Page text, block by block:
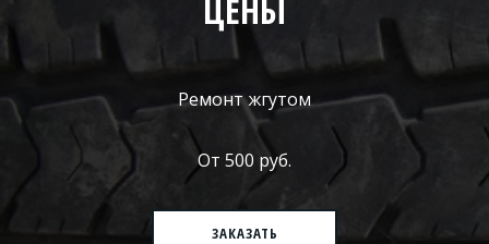
ЦЕНЫ
Ремонт жгутом
От 500 руб.
ЗАКАЗАТЬ